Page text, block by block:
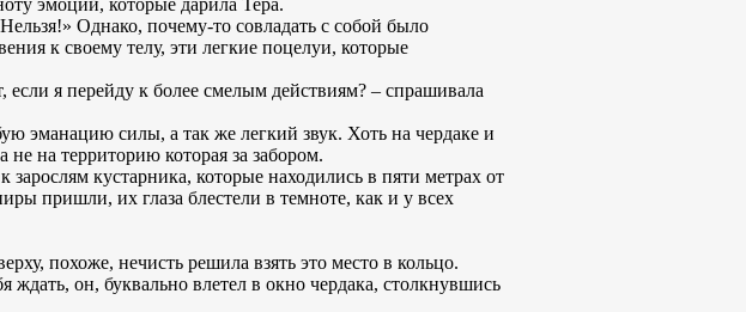
эмоций, которые дарила Тера.
Однако, почему-то совладать с собой было
к своему телу, эти легкие поцелуи, которые
я перейду к более смелым действиям? – спрашивала
эманацию силы, а так же легкий звук. Хоть на чердаке и
на территорию которая за забором.
кустарника, которые находились в пяти метрах от
пришли, их глаза блестели в темноте, как и у всех
похоже, нечисть решила взять это место в кольцо.
ждать, он, буквально влетел в окно чердака, столкнувшись